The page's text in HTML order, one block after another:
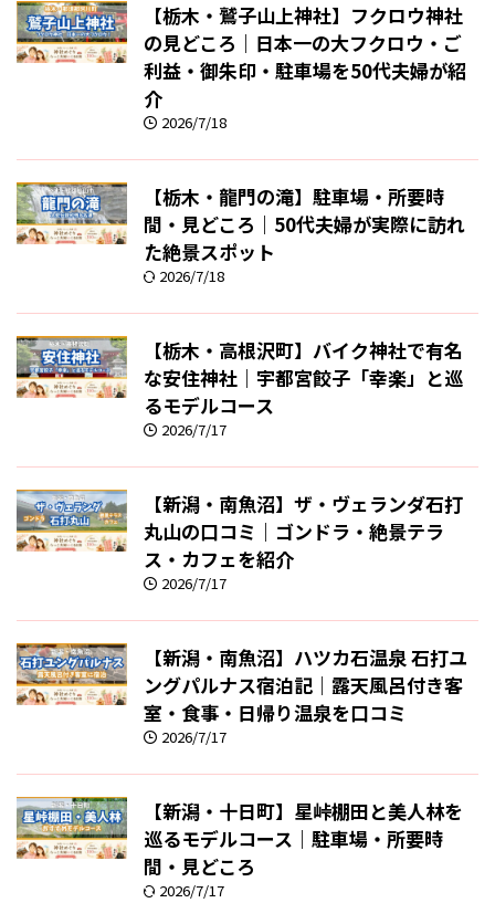
【栃木・鷲子山上神社】フクロウ神社
の見どころ｜日本一の大フクロウ・ご
利益・御朱印・駐車場を50代夫婦が紹
介
2026/7/18
【栃木・龍門の滝】駐車場・所要時
間・見どころ｜50代夫婦が実際に訪れ
た絶景スポット
2026/7/18
【栃木・高根沢町】バイク神社で有名
な安住神社｜宇都宮餃子「幸楽」と巡
るモデルコース
2026/7/17
【新潟・南魚沼】ザ・ヴェランダ石打
丸山の口コミ｜ゴンドラ・絶景テラ
ス・カフェを紹介
2026/7/17
【新潟・南魚沼】ハツカ石温泉 石打ユ
ングパルナス宿泊記｜露天風呂付き客
室・食事・日帰り温泉を口コミ
2026/7/17
【新潟・十日町】星峠棚田と美人林を
巡るモデルコース｜駐車場・所要時
間・見どころ
2026/7/17